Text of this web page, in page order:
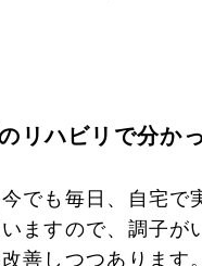
リハビリで分か
でも毎日、自宅で
ますので、調子が
善しつつあります